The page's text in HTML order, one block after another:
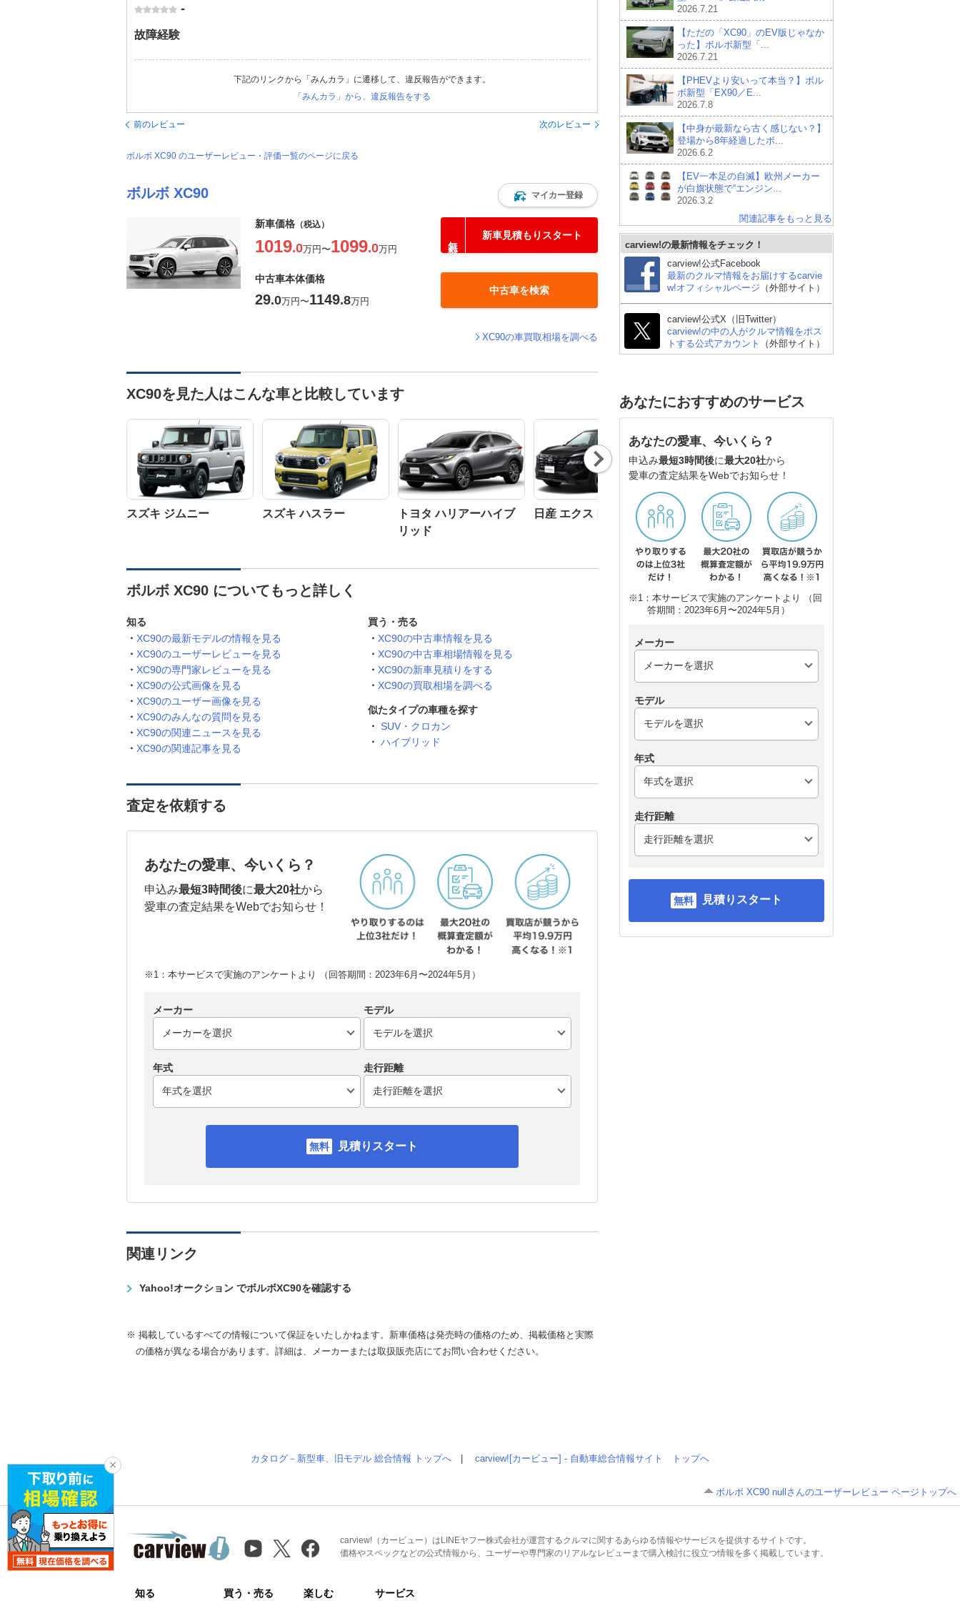
-
故障経験
下記のリンクから「みんカラ」に遷移して、違反報告ができます。
「みんカラ」から、違反報告をする
前のレビュー 次のレビュー
ボルボ XC90 のユーザーレビュー・評価一覧のページに戻る
ボルボ XC90 マイカー登録
新車価格 （税込）
1019.0万円〜1099.0万円
新車見積もりスタート
中古車本体価格
29.0万円〜1149.8万円
中古車を検索
XC90の車買取相場を調べる
XC90を見た人はこんな車と比較しています
スズキ ジムニー スズキ ハスラー
トヨタ ハリアーハイブ
リッド
日産 エクストレイル
トヨタ ランドクルーザ
ー300
スバル フォレスター
Nex
t
ボルボ XC90 についてもっと詳しく
知る
XC90の最新モデルの情報を見る
XC90のユーザーレビューを見る
XC90の専門家レビューを見る
XC90の公式画像を見る
XC90のユーザー画像を見る
XC90のみんなの質問を見る
XC90の関連ニュースを見る
XC90の関連記事を見る
買う・売る
XC90の中古車情報を見る
XC90の中古車相場情報を見る
XC90の新車見積りをする
XC90の買取相場を調べる
似たタイプの車種を探す
SUV・クロカン
ハイブリッド
査定を依頼する
あなたの愛車、今いくら？
申込み最短3時間後に最大20社から
愛車の査定結果をWebでお知らせ！
※1：本サービスで実施のアンケートより （回答期間：2023年6月〜2024年5月）
メーカー モデル
年式 走行距離
見積りスタート
関連リンク
Yahoo!オークション でボルボXC90を確認する
※ 掲載しているすべての情報について保証をいたしかねます。新車価格は発売時の価格のため、掲載価格と実際
の価格が異なる場合があります。詳細は、メーカーまたは取扱販売店にてお問い合わせください。
2026.7.21
【ただの「XC90」のEV版じゃなか
った】ボルボ新型「...
2026.7.21
【PHEVより安いって本当？】ボル
ボ新型「EX90／E...
2026.7.8
【中身が最新なら古く感じない？】
登場から8年経過したボ...
2026.6.2
【EV一本足の自滅】欧州メーカー
が白旗状態で“エンジン...
2026.3.2
関連記事をもっと見る
carview!の最新情報をチェック！
carview!公式Facebook
最新のクルマ情報をお届けするcarvie
w!オフィシャルページ （外部サイト）
carview!公式X（旧Twitter）
carview!の中の人がクルマ情報をポス
トする公式アカウント
（外部サイト）
あなたにおすすめのサービス
あなたの愛車、今いくら？
申込み最短3時間後に最大20社から
愛車の査定結果をWebでお知らせ！
※1：本サービスで実施のアンケートより （回
答期間：2023年6月〜2024年5月）
メーカー
モデル
年式
走行距離
見積りスタート
カタログ－新型車、旧モデル 総合情報 トップへ carview![カービュー] - 自動車総合情報サイト トップへ
ボルボ XC90 nullさんのユーザーレビュー ページトップへ
carview!（カービュー）はLINEヤフー株式会社が運営するクルマに関するあらゆる情報やサービスを提供するサイトです。
価格やスペックなどの公式情報から、ユーザーや専門家のリアルなレビューまで購入検討に役立つ情報を多く掲載しています。
知る 買う・売る 楽しむ サービス